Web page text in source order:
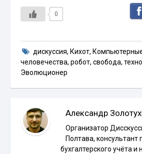
0
дискуссия, Кихот,
человечества,робот,свобода,
Эволюционер
Александр
Организатор
Полтава, консультант
бухгалтерского учёта